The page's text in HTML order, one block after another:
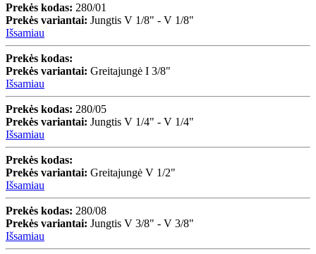
Prekės kodas: 280/01
Prekės variantai: Jungtis V 1/8" - V 1/8"
Išsamiau
Prekės kodas:
Prekės variantai: Greitajungė I 3/8"
Išsamiau
Prekės kodas: 280/05
Prekės variantai: Jungtis V 1/4" - V 1/4"
Išsamiau
Prekės kodas:
Prekės variantai: Greitajungė V 1/2"
Išsamiau
Prekės kodas: 280/08
Prekės variantai: Jungtis V 3/8" - V 3/8"
Išsamiau